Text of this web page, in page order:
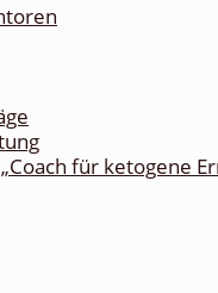
für ketogene